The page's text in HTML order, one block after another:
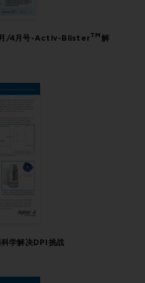
月/4月号-Activ-BlisterTM解
学解决DPI挑战